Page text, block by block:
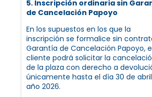
5. Inscripción ordinaria sin
de Cancelación Papoyo
En los supuestos en los que la
inscripción se formalice sin
Garantía de Cancelación Papoyo,
cliente podrá solicitar la
de la plaza con derecho a
únicamente hasta el día 30 de
año 2026.